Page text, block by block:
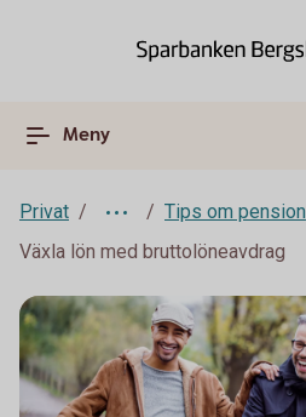
Meny
Privat
Tips om pension
Växla lön med bruttolöneavdrag